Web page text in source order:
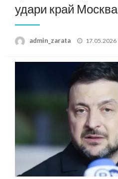
удари край Москва
admin_zarata
Posted
17.05.2026